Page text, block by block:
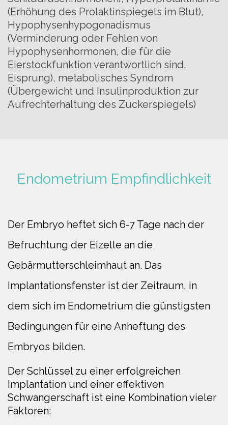
(Erhöhung des Prolaktinspiegels im Blut),
Hypophysenhypogonadismus
(Verminderung oder Fehlen von
Hypophysenhormonen, die für die
Eierstockfunktion verantwortlich sind,
Eisprung), metabolisches Syndrom
(Übergewicht und Insulinproduktion zur
Aufrechterhaltung des Zuckerspiegels)
Endometrium Empfindlichkeit
Der Embryo heftet sich 6-7 Tage nach der
Befruchtung der Eizelle an die
Gebärmutterschleimhaut an. Das
Implantationsfenster ist der Zeitraum, in
dem sich im Endometrium die günstigsten
Bedingungen für eine Anheftung des
Embryos bilden.
Der Schlüssel zu einer erfolgreichen
Implantation und einer effektiven
Schwangerschaft ist eine Kombination vieler
Faktoren: